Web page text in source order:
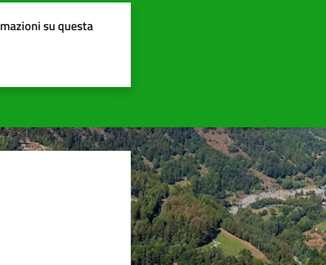
su questa